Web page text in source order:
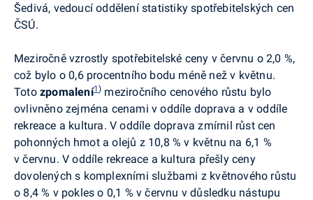
Šedivá, vedoucí oddělení statistiky spotřebitelských cen
ČSÚ.
Meziročně vzrostly spotřebitelské ceny v červnu o 2,0 %,
což bylo o 0,6 procentního bodu méně než v květnu.
Toto zpomalení1) meziročního cenového růstu bylo
ovlivněno zejména cenami v oddíle doprava a v oddíle
rekreace a kultura. V oddíle doprava zmírnil růst cen
pohonných hmot a olejů z 10,8 % v květnu na 6,1 %
v červnu. V oddíle rekreace a kultura přešly ceny
dovolených s komplexními službami z květnového růstu
o 8,4 % v pokles o 0,1 % v červnu v důsledku nástupu